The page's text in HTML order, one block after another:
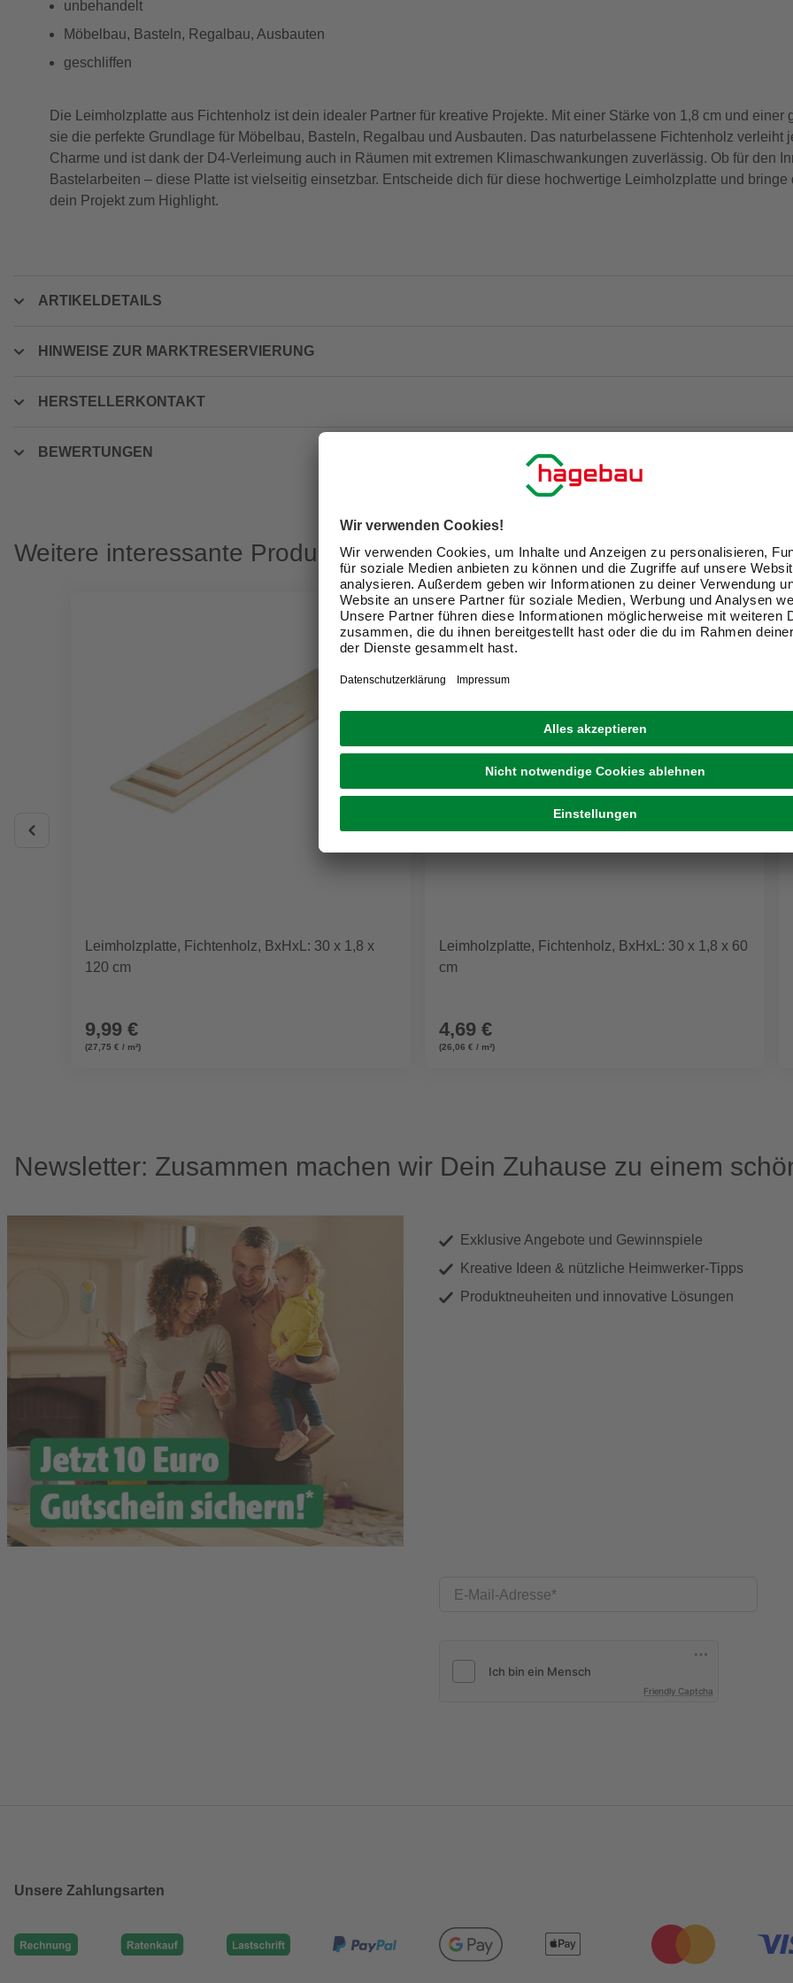
unbehandelt
Möbelbau, Basteln, Regalbau, Ausbauten
geschliffen
Die Leimholzplatte aus Fichtenholz ist dein idealer Partner für kreative Projekte. Mit einer Stärke von 1,8 cm und einer
sie die perfekte Grundlage für Möbelbau, Basteln, Regalbau und Ausbauten. Das naturbelassene Fichtenholz verleiht
Charme und ist dank der D4-Verleimung auch in Räumen mit extremen Klimaschwankungen zuverlässig. Ob für den
Bastelarbeiten – diese Platte ist vielseitig einsetzbar. Entscheide dich für diese hochwertige Leimholzplatte und bringe
dein Projekt zum Highlight.
ARTIKELDETAILS
HINWEISE ZUR MARKTRESERVIERUNG
HERSTELLERKONTAKT
BEWERTUNGEN
Weitere interessante Produkte
Leimholzplatte, Fichtenholz, BxHxL: 30 x 1,8 x
120 cm
9,99 €
(27,75 € / m²)
Leimholzplatte, Fichtenholz, BxHxL: 30 x 1,8 x 60
cm
4,69 €
(26,06 € / m²)
Newsletter: Zusammen machen wir Dein Zuhause zu einem
Exklusive Angebote und Gewinnspiele
Kreative Ideen & nützliche Heimwerker-Tipps
Produktneuheiten und innovative Lösungen
E-Mail-Adresse
Friendly Captcha
Unsere Zahlungsarten